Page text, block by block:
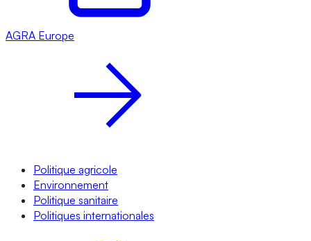
AGRA Europe
Politique agricole
Environnement
Politique sanitaire
Politiques internationales